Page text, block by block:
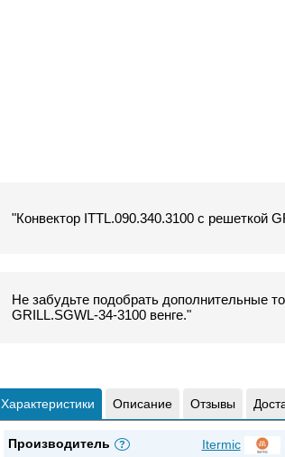
"Конвектор ITTL.090.340.3100 с решеткой
Не забудьте подобрать дополнительные
GRILL.SGWL-34-3100 венге."
Характеристики Описание Отзывы
Производитель ? Itermic